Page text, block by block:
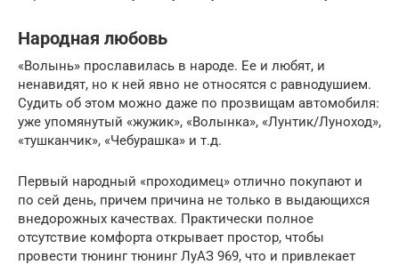
Народная любовь
«Волынь» прославилась в народе. Ее и любят, и
ненавидят, но к ней явно не относятся с равнодушием.
Судить об этом можно даже по прозвищам автомобиля:
уже упомянутый «жужик», «Волынка», «Лунтик/Луноход»,
«тушканчик», «Чебурашка» и т.д.
Первый народный «проходимец» отлично покупают и
по сей день, причем причина не только в выдающихся
внедорожных качествах. Практически полное
отсутствие комфорта открывает простор, чтобы
провести тюнинг тюнинг ЛуАЗ 969, что и привлекает